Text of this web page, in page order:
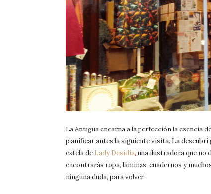
La Antigua encarna a la perfección la esencia
planificar antes la siguiente visita. La descubrí
estela de Lady Desidia, una ilustradora que no
encontrarás ropa, láminas, cuadernos y
ninguna duda, para volver.